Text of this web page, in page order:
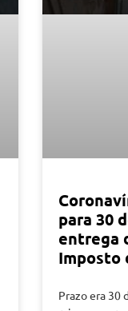
para 30
entrega
Imposto
Prazo era 30